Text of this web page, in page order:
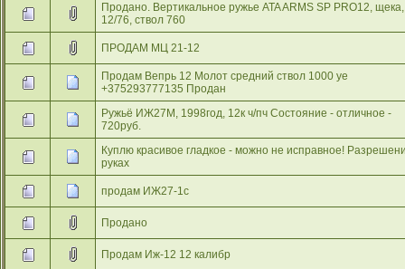
Продано. Вертикальное ружье ATA ARMS SP PRO12, щека,
12/76, ствол 760
ПРОДАМ МЦ 21-12
Продам Вепрь 12 Молот средний ствол 1000 уе
+375293777135 Продан
Ружьё ИЖ27М, 1998год, 12к ч/пч Состояние - отличное -
720руб.
Куплю красивое гладкое - можно не исправное!
руках
продам ИЖ27-1с
Продано
Продам Иж-12 12 калибр